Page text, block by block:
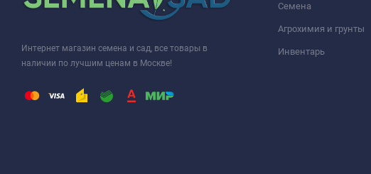
Интернет магазин семена и сад, все товары в
наличии по лучшим ценам в Москве!
Семена
Агрохимия и грунты
Инвентарь